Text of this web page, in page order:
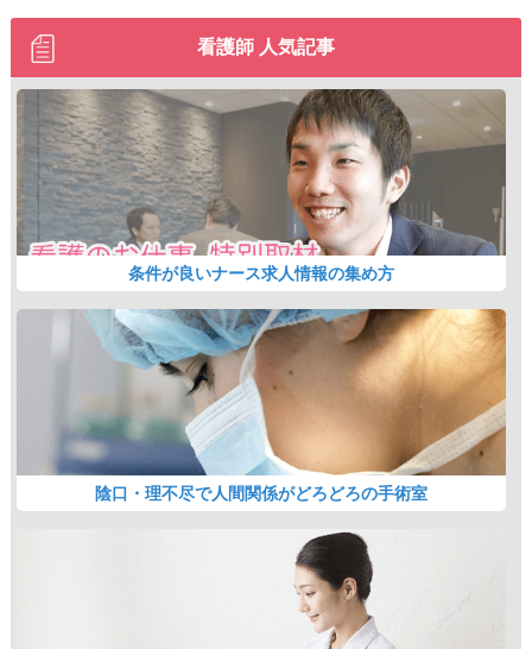
看護師 人気記事
条件が良いナース求人情報の集め方
陰口・理不尽で人間関係がどろどろの手術室